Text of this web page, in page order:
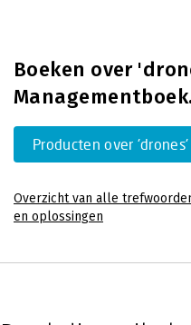
Boeken over
Producten over 'drones'
Overzicht van alle
en oplossingen